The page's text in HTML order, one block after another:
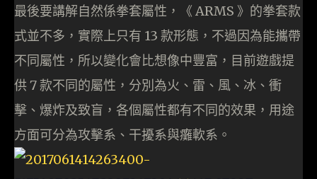
最後要講解自然係拳套屬性，《 ARMS 》的拳套款
式並不多，實際上只有 13 款形態，不過因為能攜帶
不同屬性，所以變化會比想像中豐富，目前遊戲提
供 7 款不同的屬性，分別為火、雷、風、冰、衝
擊、爆炸及致盲，各個屬性都有不同的效果，用途
方面可分為攻擊系、干擾系與癱軟系。